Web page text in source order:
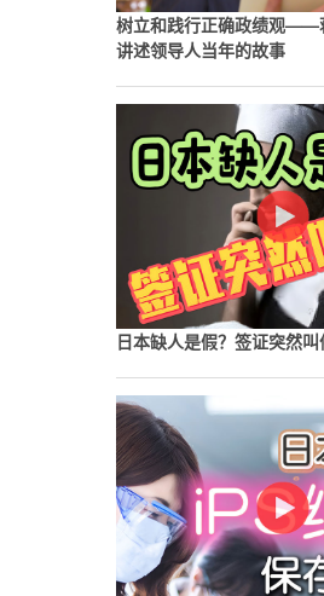
树立和践行正确政绩观——
讲述领导人当年的故事
日本缺人是假？签证突然叫